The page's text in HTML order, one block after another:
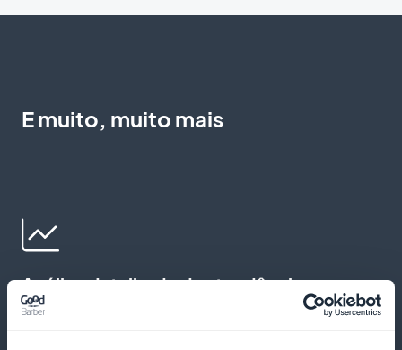
E muito, muito mais
Análise detalhada das tendências
históricas e culturais